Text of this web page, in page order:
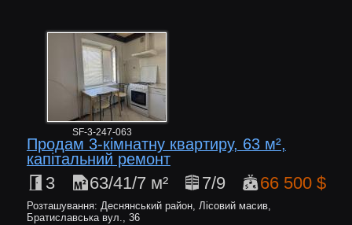
SF-3-247-063
Продам 3-кімнатну квартиру, 63 м²,
капітальний ремонт
3 63/41/7 м² 7/9 66 500 $
Розташування: Деснянський район, Лісовий масив,
Братиславська вул., 36